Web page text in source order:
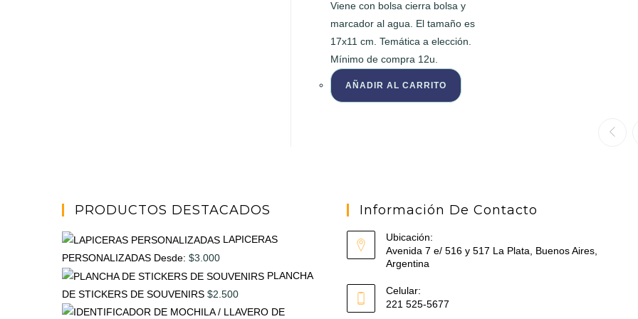
Viene con bolsa cierra bolsa y
marcador al agua. El tamaño es
17x11 cm. Temática a elección.
Mínimo de compra 12u.
AÑADIR AL CARRITO
PRODUCTOS DESTACADOS
LAPICERAS
PERSONALIZADAS Desde: $3.000
PLANCHA
DE STICKERS DE SOUVENIRS $2.500
Información De Contacto
Ubicación:
Avenida 7 e/ 516 y 517 La Plata, Buenos Aires,
Argentina
Celular:
221 525-5677